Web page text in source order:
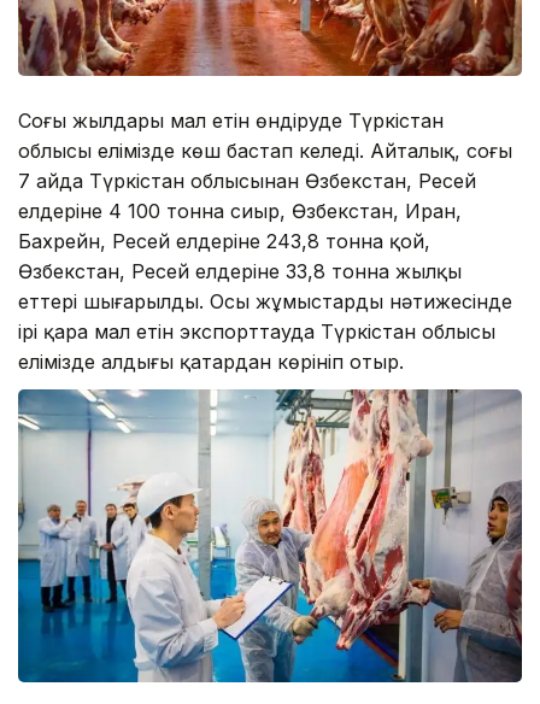
Соңғы жылдары мал етін өндіруде Түркістан
облысы елімізде көш бастап келеді. Айталық, соңғы
7 айда Түркістан облысынан Өзбекстан, Ресей
елдеріне 4 100 тонна сиыр, Өзбекстан, Иран,
Бахрейн, Ресей елдеріне 243,8 тонна қой,
Өзбекстан, Ресей елдеріне 33,8 тонна жылқы
еттері шығарылды. Осы жұмыстардың нәтижесінде
ірі қара мал етін экспорттауда Түркістан облысы
елімізде алдыңғы қатардан көрініп отыр.